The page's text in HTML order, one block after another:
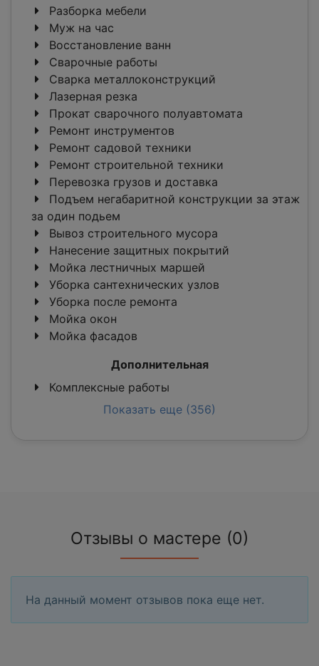
Разборка мебели
Муж на час
Восстановление ванн
Сварочные работы
Сварка металлоконструкций
Лазерная резка
Прокат сварочного полуавтомата
Ремонт инструментов
Ремонт садовой техники
Ремонт строительной техники
Перевозка грузов и доставка
Подъем негабаритной конструкции за этаж
за один подьем
Вывоз строительного мусора
Нанесение защитных покрытий
Мойка лестничных маршей
Уборка сантехнических узлов
Уборка после ремонта
Мойка окон
Мойка фасадов
Дополнительная
Комплексные работы
Показать еще (356)
Отзывы о мастере (0)
На данный момент отзывов пока еще нет.